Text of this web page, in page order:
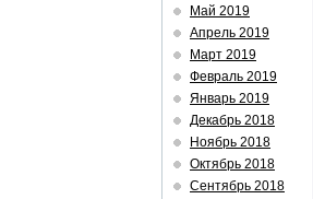
Май 2019
Апрель 2019
Март 2019
Февраль 2019
Январь 2019
Декабрь 2018
Ноябрь 2018
Октябрь 2018
Сентябрь 2018